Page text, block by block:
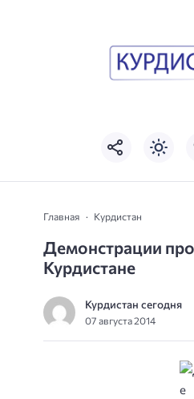
Главная Курдистан
Демонстрации
Курдистане
Курдистан сегодня
07 августа 2014